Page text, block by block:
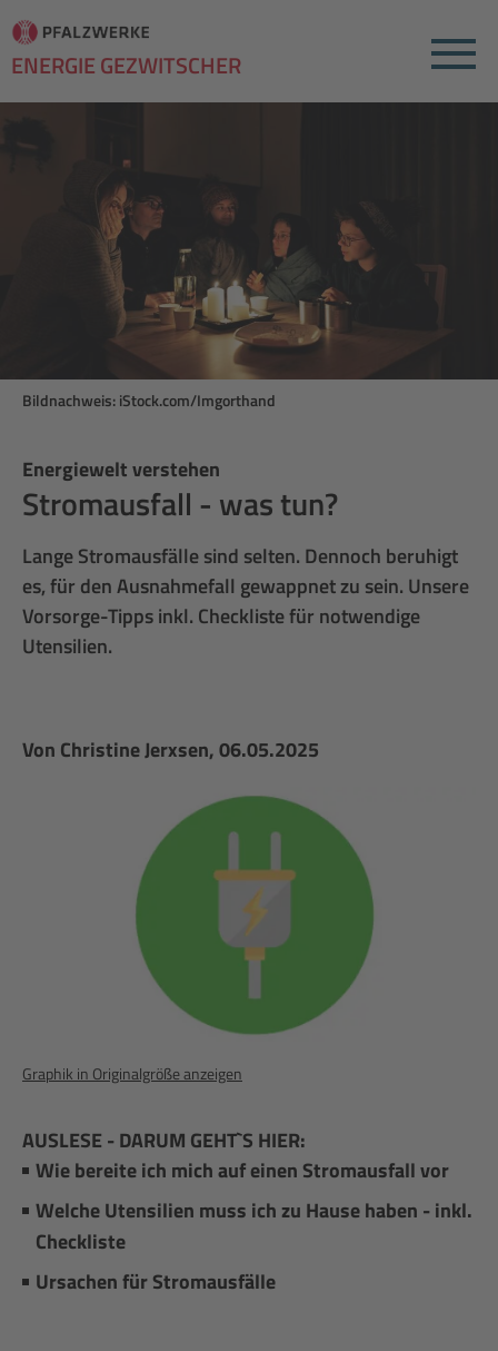
ENERGIE GEZWITSCHER Menu
Energiewelt verstehen
Stromausfall - was tun?
Lange Stromausfälle sind selten. Dennoch beruhigt
es, für den Ausnahmefall gewappnet zu sein. Unsere
Vorsorge-Tipps inkl. Checkliste für notwendige
Utensilien.
Bildnachweis: iStock.com/Imgorthand
Von Christine Jerxsen, 06.05.2025
Graphik in Originalgröße anzeigen
AUSLESE - DARUM GEHT`S HIER:
Wie bereite ich mich auf einen Stromausfall vor
Welche Utensilien muss ich zu Hause haben - inkl.
Checkliste
Ursachen für Stromausfälle